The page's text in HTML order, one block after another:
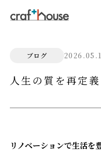
ブログ
人生の質を再定
リノベーションで生活を